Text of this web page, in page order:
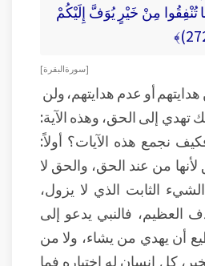
تُنْفِقُوا مِنْ خَيْرٍ يُوَفَّ إِلَيْكُمْ
[ سورة البقرة ]
أو عدم هدايتهم، ولن
تهدي إلى الحق، وهذه الآية:
نجمع هذه الآيات؟ أولاً:
من عند الحق، والحق لا
الثابت الذي لا يزول،
العظيم، فالنبي يدعو إلى
أن يهدي من يشاء، ولا من
كل إنسان له اختياره فما